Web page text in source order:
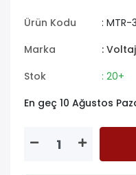
Ürün Kodu
: MTR-
Marka
: Voltaj
Stok
: 20+
En geç 10 Ağustos